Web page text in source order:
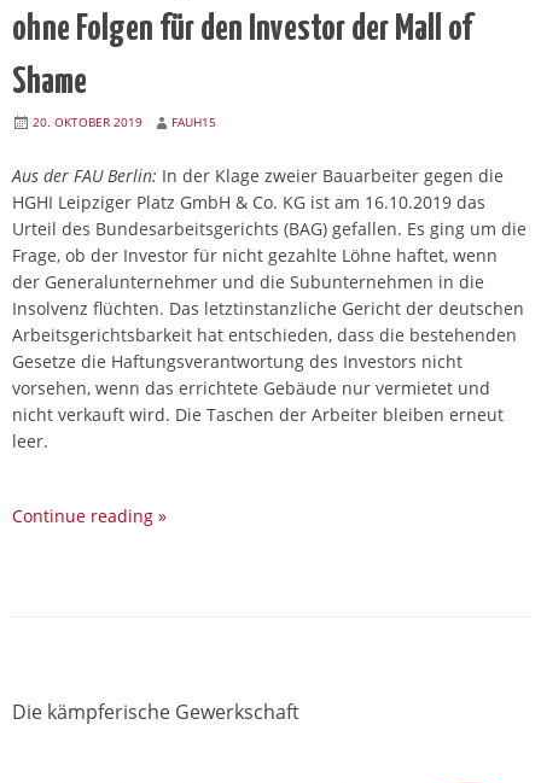
ohne Folgen für den Investor der Mall of
Shame
20. OKTOBER 2019 FAUH15
Aus der FAU Berlin: In der Klage zweier Bauarbeiter gegen die
HGHI Leipziger Platz GmbH & Co. KG ist am 16.10.2019 das
Urteil des Bundesarbeitsgerichts (BAG) gefallen. Es ging um die
Frage, ob der Investor für nicht gezahlte Löhne haftet, wenn
der Generalunternehmer und die Subunternehmen in die
Insolvenz flüchten. Das letztinstanzliche Gericht der deutschen
Arbeitsgerichtsbarkeit hat entschieden, dass die bestehenden
Gesetze die Haftungsverantwortung des Investors nicht
vorsehen, wenn das errichtete Gebäude nur vermietet und
nicht verkauft wird. Die Taschen der Arbeiter bleiben erneut
leer.
Continue reading »
o
Die kämpferische Gewerkschaft